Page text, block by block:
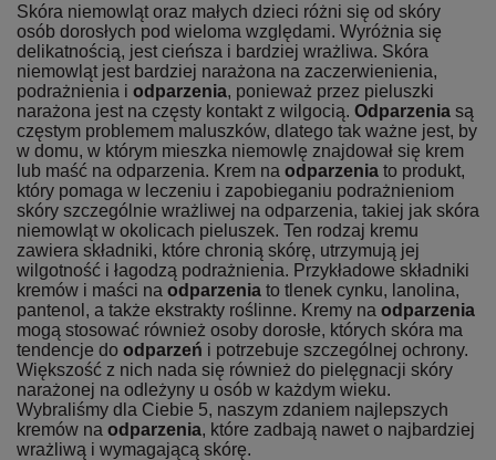
Skóra niemowląt oraz małych dzieci różni się od skóry
osób dorosłych pod wieloma względami. Wyróżnia się
delikatnością, jest cieńsza i bardziej wrażliwa. Skóra
niemowląt jest bardziej narażona na zaczerwienienia,
podrażnienia i odparzenia, ponieważ przez pieluszki
narażona jest na częsty kontakt z wilgocią. Odparzenia są
częstym problemem maluszków, dlatego tak ważne jest, by
w domu, w którym mieszka niemowlę znajdował się krem
lub maść na odparzenia. Krem na odparzenia to produkt,
który pomaga w leczeniu i zapobieganiu podrażnieniom
skóry szczególnie wrażliwej na odparzenia, takiej jak skóra
niemowląt w okolicach pieluszek. Ten rodzaj kremu
zawiera składniki, które chronią skórę, utrzymują jej
wilgotność i łagodzą podrażnienia. Przykładowe składniki
kremów i maści na odparzenia to tlenek cynku, lanolina,
pantenol, a także ekstrakty roślinne. Kremy na odparzenia
mogą stosować również osoby dorosłe, których skóra ma
tendencje do odparzeń i potrzebuje szczególnej ochrony.
Większość z nich nada się również do pielęgnacji skóry
narażonej na odleżyny u osób w każdym wieku.
Wybraliśmy dla Ciebie 5, naszym zdaniem najlepszych
kremów na odparzenia, które zadbają nawet o najbardziej
wrażliwą i wymagającą skórę.